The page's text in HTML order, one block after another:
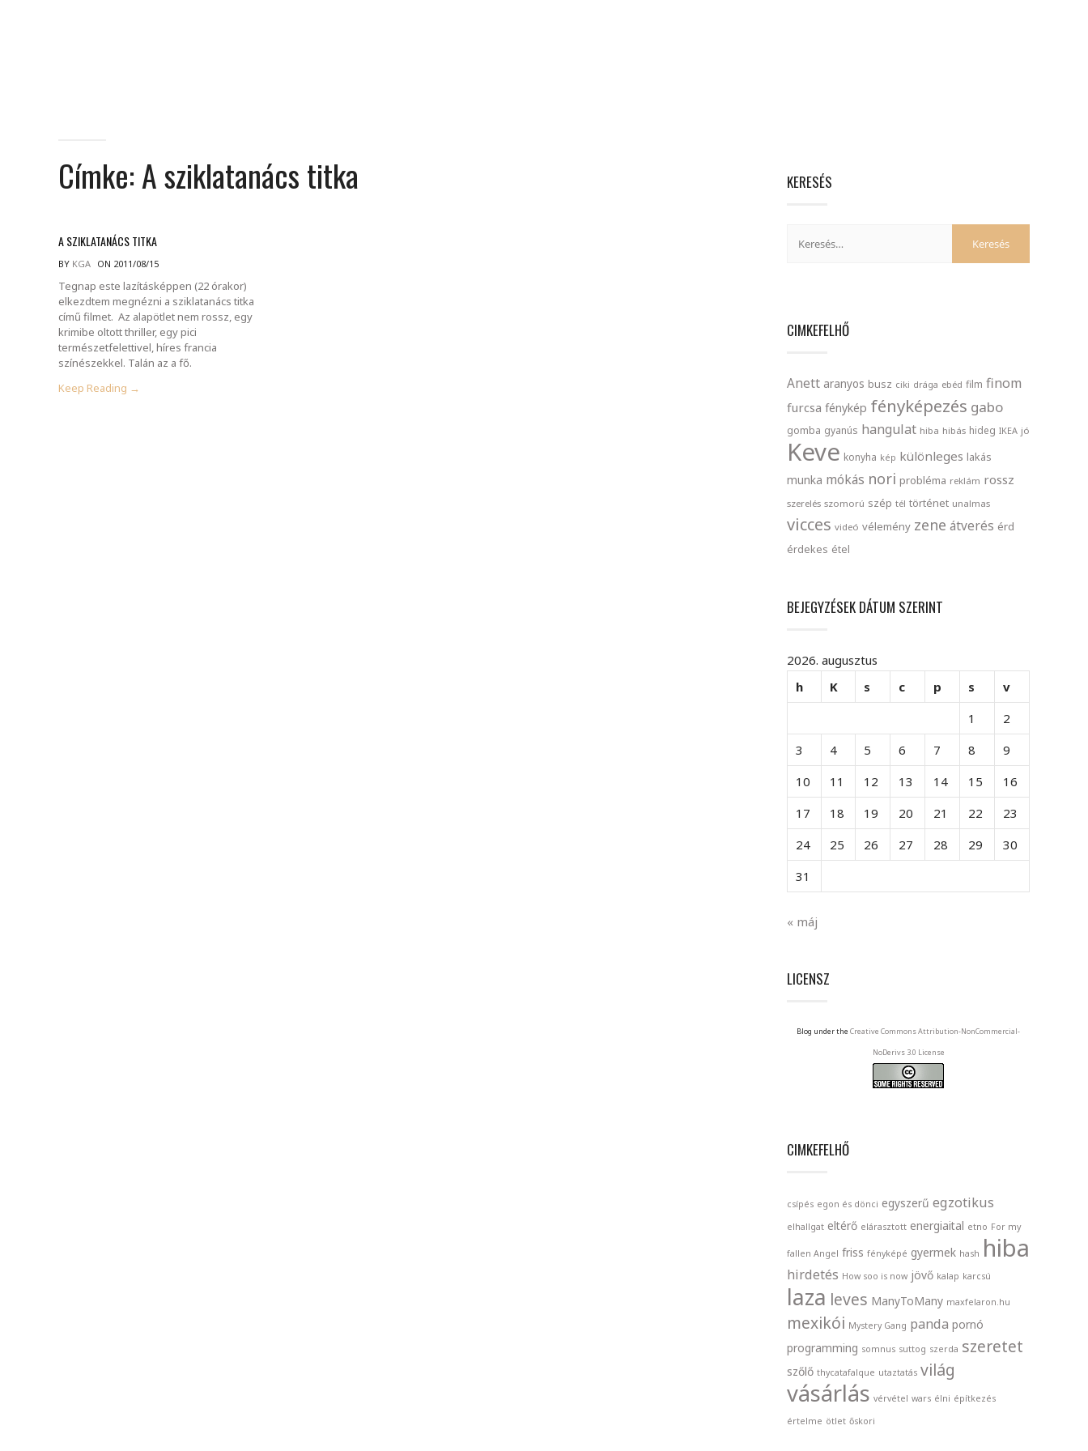
Címke:A sziklatanács titka
A SZIKLATANÁCS TITKA
BY KGA ON 2011/08/15
Tegnap este lazításképpen (22 órakor)
elkezdtem megnézni a sziklatanács titka
című filmet. Az alapötlet nem rossz, egy
krimibe oltott thriller, egy pici
természetfelettivel, híres francia
színészekkel. Talán az a fő.
Keep Reading →
KERESÉS
CIMKEFELHŐ
Anett aranyos busz ciki drága ebéd film finom
furcsa fénykép fényképezés gabo
gomba gyanús hangulat hiba hibás hideg IKEA jó
Keve konyha kép különleges lakás
munka mókás nori probléma reklám rossz
szerelés szomorú szép tél történet unalmas
vicces videó vélemény zene átverés érd
érdekes étel
BEJEGYZÉSEK DÁTUM SZERINT
2026. augusztus
h
K s c p s
v
1
2
3
4 5 6 7 8
9
10
11 12 13 14 15
16
17
18 19 20 21 22
23
24
25 26 27 28 29
30
31
« máj
LICENSZ
Blog under the Creative Commons Attribution-NonCommercial-
NoDerivs 3.0 License
CIMKEFELHŐ
csípés egon és dönci egyszerű egzotikus
elhallgat eltérő elárasztott energiaital etno For my
fallen Angel friss fényképé gyermek hash hiba
hirdetés How soo is now jövő kalap karcsú
laza leves ManyToMany maxfelaron.hu
mexikói Mystery Gang panda pornó
programming somnus suttog szerda szeretet
szőlő thycatafalque utaztatás világ
vásárlás vérvétel wars élni építkezés
értelme ötlet őskori